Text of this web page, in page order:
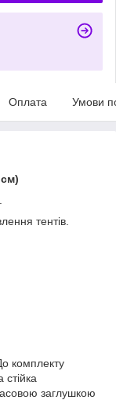
Оплата Умови
тентів.
комплекту
заглушкою